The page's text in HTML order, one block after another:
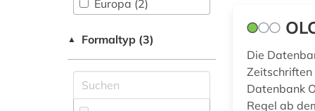
Veterinärmedizin (0)
und Fertigungstechnik (0)
gesundheitsindikator
(1)
Europa (2)
Großbritannien (2)
Italien (1)
Mittelamerika (2)
▲ Formaltyp (3)
Die
Datenbank
Regel ab